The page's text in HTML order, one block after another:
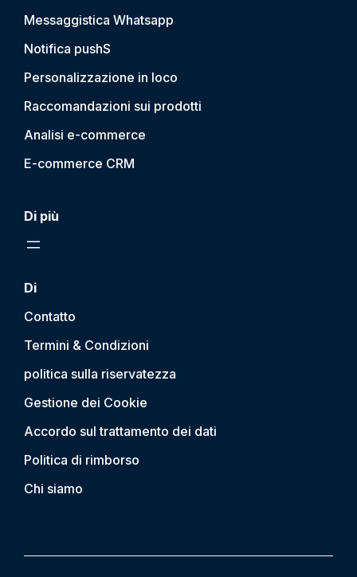
Messaggistica Whatsapp
Notifica pushS
Personalizzazione in loco
Raccomandazioni sui prodotti
Analisi e-commerce
E-commerce CRM
Di più
Di
Contatto
Termini & Condizioni
politica sulla riservatezza
Gestione dei Cookie
Accordo sul trattamento dei dati
Politica di rimborso
Chi siamo